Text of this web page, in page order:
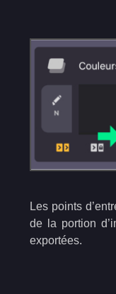
Les points
de la portion
exportées.